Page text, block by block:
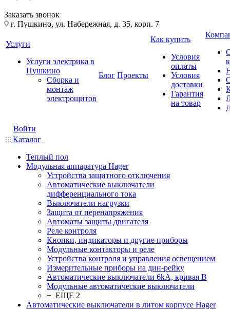
Заказать звонок
г. Пушкино, ул. Набережная, д. 35, корп. 7
Услуги
Услуги электрика в
Пушкино
Сборка и
монтаж
электрощитов
Блог Проекты
Как купить
Условия
оплаты
Условия
доставки
Гарантия
на товар
Войти
Каталог
Теплый пол
Модульная аппаратура Hager
Устройства защитного отключения
Автоматические выключатели
дифференциального тока
Выключатели нагрузки
Защита от перенапряжения
Автоматы защиты двигателя
Реле контроля
Кнопки, индикаторы и другие приборы
Модульные контакторы и реле
Устройства контроля и управления освещением
Измерительные приборы на дин-рейку
Автоматические выключатели 6kA, кривая В
Модульные автоматические выключатели
+ ЕЩЕ 2
Автоматические выключатели в литом корпусе Hager